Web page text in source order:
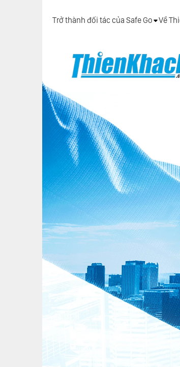
Trở thành đối tác của Safe Go Về